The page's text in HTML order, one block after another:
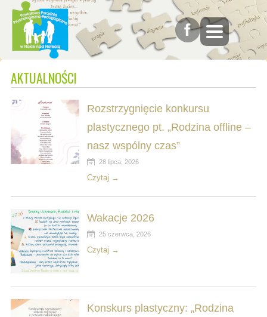
AKTUALNOŚCI
Rozstrzygnięcie konkursu
plastycznego pt. „Rodzina offline –
nasz wspólny czas”
28 lipca, 2026
Czytaj →
Wakacje 2026
25 czerwca, 2026
Czytaj →
Konskurs plastyczny: „Rodzina